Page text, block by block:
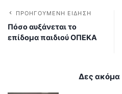
ΠΡΟΗΓΟΎΜΕΝΗ ΕΊΔΗΣΗ
Πόσο αυξάνεται το
επίδομα παιδιού ΟΠΕΚΑ
Δες ακόμα